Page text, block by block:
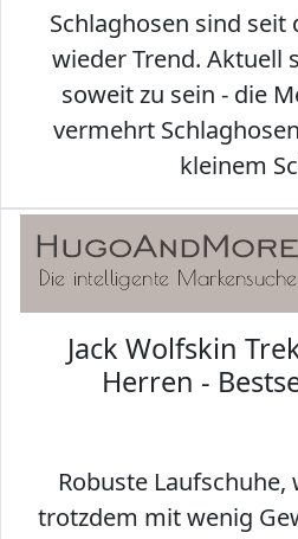
Schlaghosen sind
wieder Trend. Aktuell
soweit zu sein - die
vermehrt
kleinem
Jack Wolfskin
Herren -
Robuste
trotzdem mit wenig